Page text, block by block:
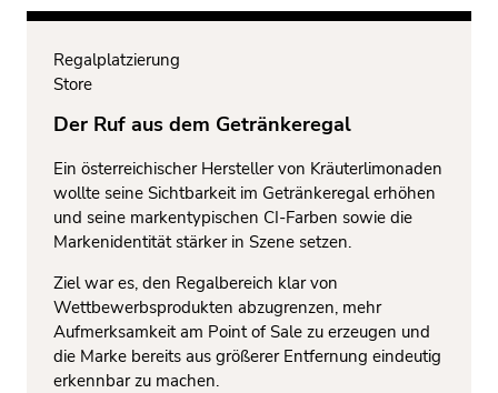
Regalplatzierung
Store
Der Ruf aus dem Getränkeregal
Ein österreichischer Hersteller von Kräuterlimonaden
wollte seine Sichtbarkeit im Getränkeregal erhöhen
und seine markentypischen CI-Farben sowie die
Markenidentität stärker in Szene setzen.
Ziel war es, den Regalbereich klar von
Wettbewerbsprodukten abzugrenzen, mehr
Aufmerksamkeit am Point of Sale zu erzeugen und
die Marke bereits aus größerer Entfernung eindeutig
erkennbar zu machen.